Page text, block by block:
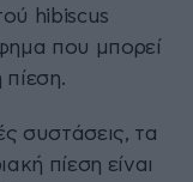
hibiscus
που μπορεί
πίεση.
συστάσεις, τα
πίεση είναι